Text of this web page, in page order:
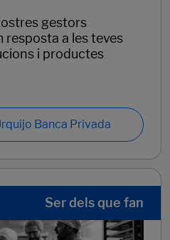
gestors
resposta a les teves
i productes
Banca Privada
Ser dels que fan